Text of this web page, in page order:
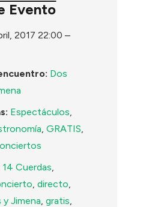
Evento
2017 22:00 –
Dos
Espectáculos
,GRATIS
14 Cuerdas
,directo
Jimena ,gratis